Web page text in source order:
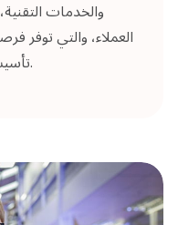
والخدمات
العملاء، والتي توفر
تأسيس وتطوير وتطوير مسيرتهم المهنية.